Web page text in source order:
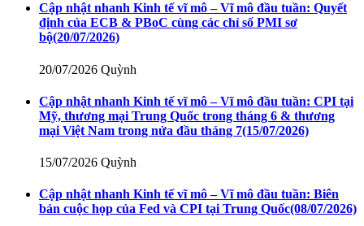
Cập nhật nhanh Kinh tế vĩ mô – Vĩ mô đầu tuần: Quyết
định của ECB & PBoC cùng các chỉ số PMI sơ
bộ(20/07/2026)
20/07/2026 Quỳnh
Cập nhật nhanh Kinh tế vĩ mô – Vĩ mô đầu tuần: CPI tại
Mỹ, thương mại Trung Quốc trong tháng 6 & thương
mại Việt Nam trong nửa đầu tháng 7(15/07/2026)
15/07/2026 Quỳnh
Cập nhật nhanh Kinh tế vĩ mô – Vĩ mô đầu tuần: Biên
bản cuộc họp của Fed và CPI tại Trung Quốc(08/07/2026)